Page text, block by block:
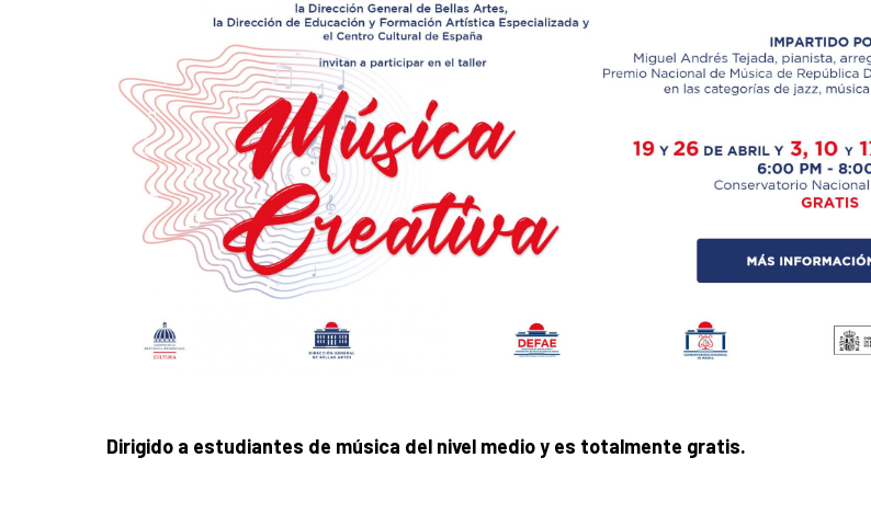
Dirigido a estudiantes de música del nivel medio y es totalmente gratis.